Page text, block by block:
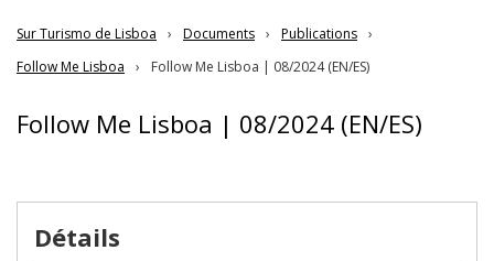
Sur Turismo de Lisboa Documents
Publications
Follow Me Lisboa
Follow Me Lisboa | 08/2024 (EN/ES)
Follow Me Lisboa | 08/2024 (EN/ES)
Détails